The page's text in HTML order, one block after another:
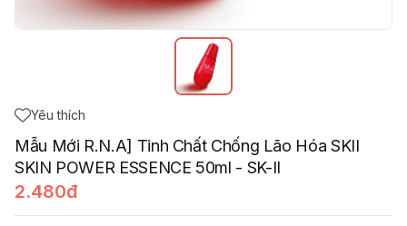
Yêu thích
Mẫu Mới R.N.A] Tinh Chất Chống Lão Hóa SKII
SKIN POWER ESSENCE 50ml - SK-II
2.480đ